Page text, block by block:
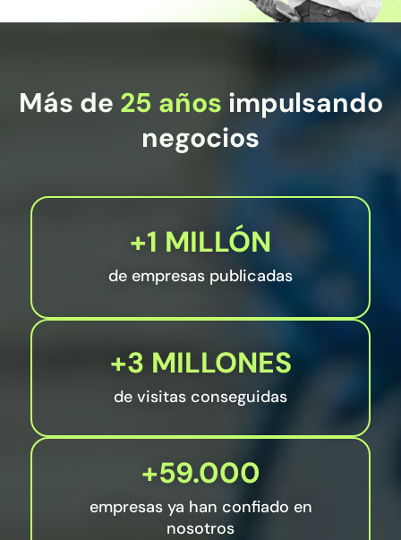
Más de 25 años impulsando
negocios
+1 MILLÓN
de empresas publicadas
+3 MILLONES
de visitas conseguidas
+59.000
empresas ya han confiado en
nosotros